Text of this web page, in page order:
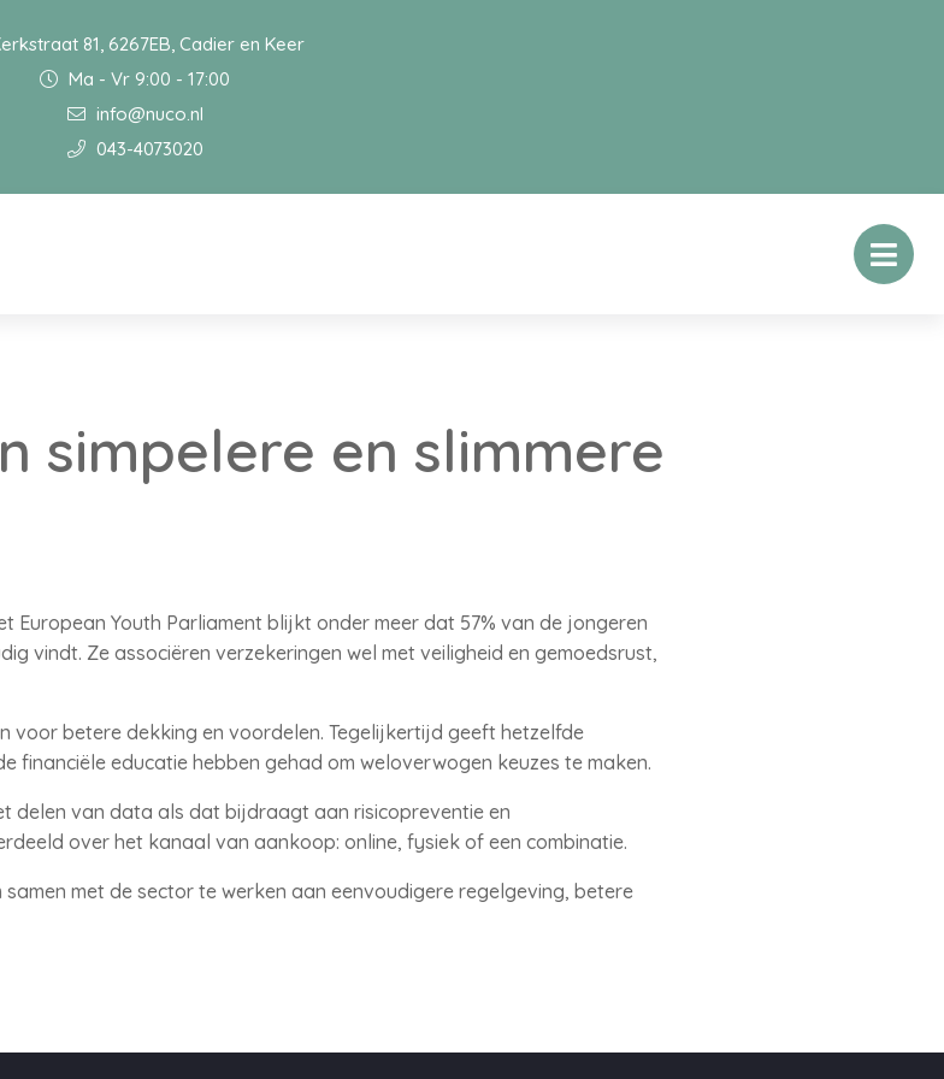
81, 6267EB, Cadier en Keer
Ma - Vr 9:00 - 17:00
info@nuco.nl
043-4073020
simpelere en slimmere
European Youth Parliament blijkt onder meer dat 57% van de jongeren
vindt. Ze associëren verzekeringen wel met veiligheid en gemoedsrust,
voor betere dekking en voordelen. Tegelijkertijd geeft hetzelfde
financiële educatie hebben gehad om weloverwogen keuzes te maken.
delen van data als dat bijdraagt aan risicopreventie en
over het kanaal van aankoop: online, fysiek of een combinatie.
met de sector te werken aan eenvoudigere regelgeving, betere